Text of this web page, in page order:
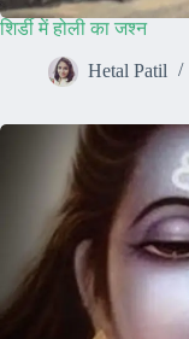
शिर्डी में होली का जश्न
Hetal Patil